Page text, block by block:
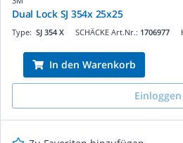
Dual Lock SJ 354x 25x25
SCHÄCKE Art.Nr.: 1706977
Type: SJ 354 X
In den Warenkorb
Einloggen